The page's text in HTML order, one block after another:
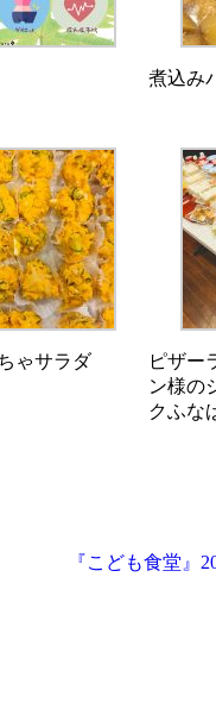
煮込み
ゃサラダ
ピザー
ン様の
クふな
『こども食堂』